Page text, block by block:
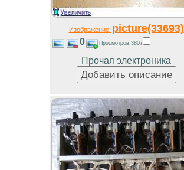
Изображениеpicture(33693)
0 Просмотров 3807
Прочая электроника